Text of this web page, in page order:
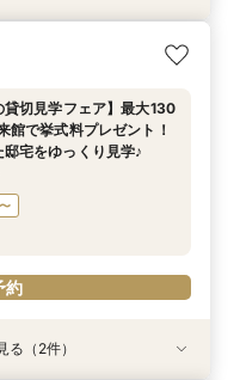
気の最新会場を少人数で
トジェニックなチャペル
ミニマルウエディングを体
貸切見学フェア】最大130
で挙式料プレゼント！
宅をゆっくり見学♪
約
る（2件）